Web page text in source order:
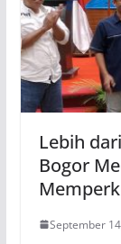
Lebih
Bogor
September